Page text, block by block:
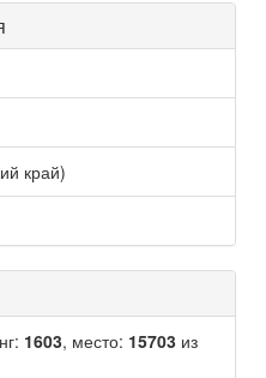
край)
1603, место: 15703 из